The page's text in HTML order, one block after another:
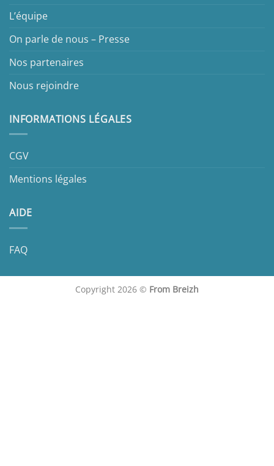
L’équipe
On parle de nous – Presse
Nos partenaires
Nous rejoindre
INFORMATIONS LÉGALES
CGV
Mentions légales
AIDE
FAQ
Copyright 2026 © From Breizh